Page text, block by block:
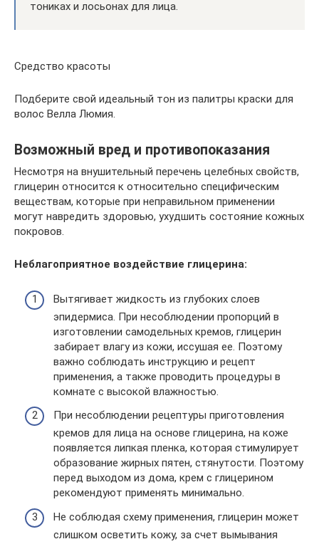
тониках и лосьонах для лица.
Средство красоты
Подберите свой идеальный тон из палитры краски для
волос Велла Люмия.
Возможный вред и противопоказания
Несмотря на внушительный перечень целебных свойств,
глицерин относится к относительно специфическим
веществам, которые при неправильном применении
могут навредить здоровью, ухудшить состояние кожных
покровов.
Неблагоприятное воздействие глицерина:
Вытягивает жидкость из глубоких слоев
эпидермиса. При несоблюдении пропорций в
изготовлении самодельных кремов, глицерин
забирает влагу из кожи, иссушая ее. Поэтому
важно соблюдать инструкцию и рецепт
применения, а также проводить процедуры в
комнате с высокой влажностью.
При несоблюдении рецептуры приготовления
кремов для лица на основе глицерина, на коже
появляется липкая пленка, которая стимулирует
образование жирных пятен, стянутости. Поэтому
перед выходом из дома, крем с глицерином
рекомендуют применять минимально.
Не соблюдая схему применения, глицерин может
слишком осветить кожу, за счет вымывания